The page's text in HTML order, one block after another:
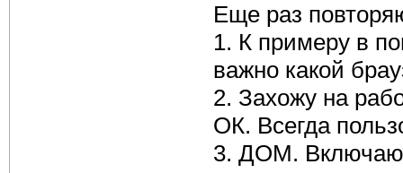
Еще раз
1. К примеру в
важно какой
2. Захожу на
ОК. Всегда
3. ДОМ. Включаю